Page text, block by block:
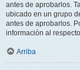
antes de aprobarlos.
ubicado en un grupo
antes de aprobarlos.
información al
Arriba